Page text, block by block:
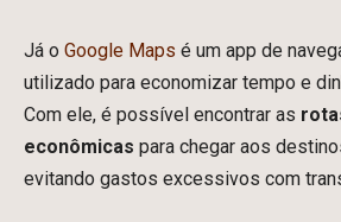
Já o Google Maps é um app de
utilizado para economizar tempo e
Com ele, é possível encontrar as
econômicas para chegar aos
evitando gastos excessivos com